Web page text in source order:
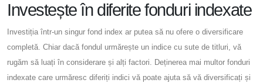
Investește în diferite fonduri indexate
Investiția într-un singur fond index ar putea să nu ofere o diversificare
completă. Chiar dacă fondul urmărește un indice cu sute de titluri, vă
rugăm să luați în considerare și alți factori. Deținerea mai multor fonduri
indexate care urmăresc diferiți indici vă poate ajuta să vă diversificați și